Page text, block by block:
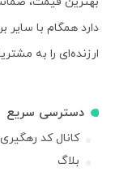
دارد همگام با سایر
ارزنده‌ای را به
دسترسی سریع
کانال کد رهگیری
بلاگ